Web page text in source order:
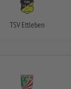
TSV Ettleben